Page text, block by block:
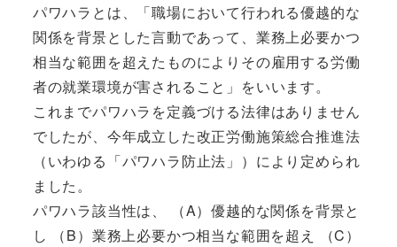
パワハラとは、「職場において行われる優越的な
関係を背景とした言動であって、業務上必要かつ
相当な範囲を超えたものによりその雇用する労働
者の就業環境が害されること」をいいます。
これまでパワハラを定義づける法律はありません
でしたが、今年成立した改正労働施策総合推進法
（いわゆる「パワハラ防止法」）により定められ
ました。
パワハラ該当性は、 （A）優越的な関係を背景と
し （B）業務上必要かつ相当な範囲を超え （C）